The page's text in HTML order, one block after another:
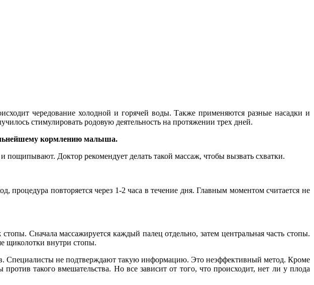
чередование холодной и горячей воды. Также применяются разные насадки и
стимулировать родовую деятельность на протяжении трех дней.
кормлению малыша.
пощипывают. Доктор рекомендует делать такой массаж, чтобы вызвать схватки.
процедура повторяется через 1-2 часа в течение дня. Главным моментом считается не
Сначала массажируется каждый палец отдельно, затем центральная часть стопы.
щиколотки внутри стопы.
Специалисты не подтверждают такую информацию. Это неэффективный метод. Кроме
такого вмешательства. Но все зависит от того, что происходит, нет ли у плода